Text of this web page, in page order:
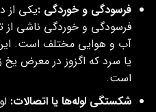
فرسودگی و خوردگی :یکی از
فرسودگی و خوردگی ناشی از
آب و هوایی مختلف است.
یا سرد که اگزوز در معرض یخ
است.
شکستگی لوله‌ها یا اتصالات: